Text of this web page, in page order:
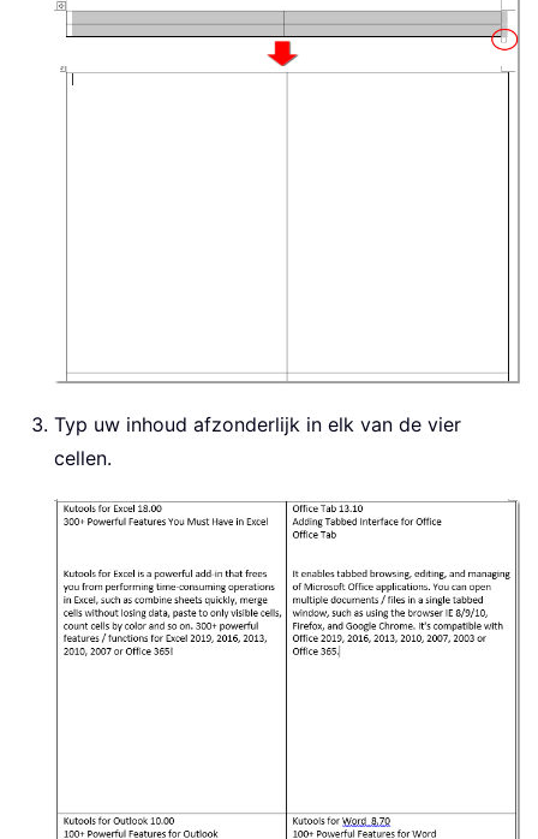
Typ uw inhoud afzonderlijk in elk van de vier
cellen.